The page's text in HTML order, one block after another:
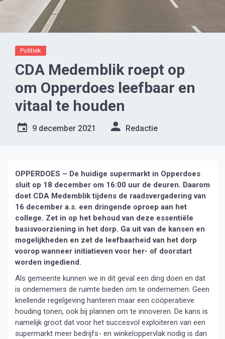
Politiek
CDA Medemblik roept op
om Opperdoes leefbaar en
vitaal te houden
9 december 2021 Redactie
OPPERDOES – De huidige supermarkt in Opperdoes
sluit op 18 december om 16:00 uur de deuren. Daarom
doet CDA Medemblik tijdens de raadsvergadering van
16 december a.s. een dringende oproep aan het
college. Zet in op het behoud van deze essentiële
basisvoorziening in het dorp. Ga uit van de kansen en
mogelijkheden en zet de leefbaarheid van het dorp
voorop wanneer initiatieven voor her- of doorstart
worden ingediend.
Als gemeente kunnen we in dit geval een ding doen en dat
is ondernemers de ruimte bieden om te ondernemen. Geen
knellende regelgeving hanteren maar een coöperatieve
houding tonen, ook bij plannen om te innoveren. De kans is
namelijk groot dat voor het succesvol exploiteren van een
supermarkt meer bedrijfs- en winkeloppervlak nodig is dan